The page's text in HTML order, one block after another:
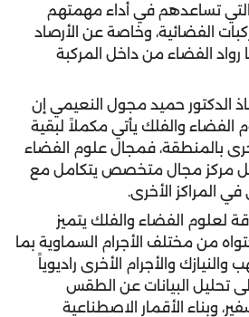
التي تساعدهم في أداء مهمتهم
الفضائية، وخاصة عن الأرصاد
رواد الفضاء من داخل المركبة
الدكتور حميد مجول النعيمي إن
الفضاء والفلك يأتي مكملاً لبقية
بالمنطقة، فمجال علوم الفضاء
مركز مجال متخصص يتكامل مع
المراكز الأخرى.
لعلوم الفضاء والفلك يتميز
من مختلف الأجرام السماوية بما
والأجرام الأخرى راديوياً
تحليل البيانات عن الطقس
وبناء الأقمار الاصطناعية